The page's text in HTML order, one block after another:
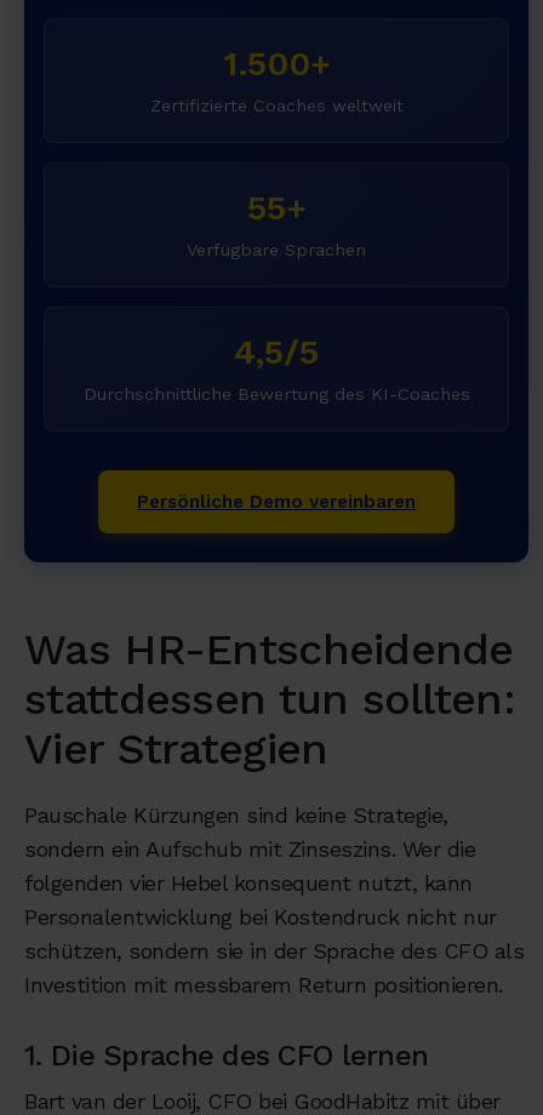
1.500+
Zertifizierte Coaches weltweit
55+
Verfügbare Sprachen
4,5/5
Durchschnittliche Bewertung des KI-Coaches
Persönliche Demo vereinbaren
Was HR-Entscheidende
stattdessen tun sollten:
Vier Strategien
Pauschale Kürzungen sind keine Strategie,
sondern ein Aufschub mit Zinseszins. Wer die
folgenden vier Hebel konsequent nutzt, kann
Personalentwicklung bei Kostendruck nicht nur
schützen, sondern sie in der Sprache des CFO als
Investition mit messbarem Return positionieren.
1. Die Sprache des CFO lernen
Bart van der Looij, CFO bei GoodHabitz mit über